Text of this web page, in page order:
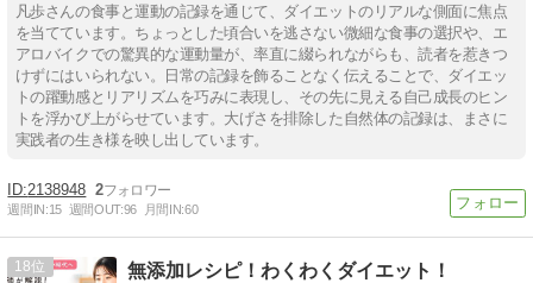
凡歩さんの食事と運動の記録を通じて、ダイエットのリアルな側面に焦点
を当てています。ちょっとした頃合いを逃さない微細な食事の選択や、エ
アロバイクでの驚異的な運動量が、率直に綴られながらも、読者を惹きつ
けずにはいられない。日常の記録を飾ることなく伝えることで、ダイエッ
トの躍動感とリアリズムを巧みに表現し、その先に見える自己成長のヒン
トを浮かび上がらせています。大げさを排除した自然体の記録は、まさに
実践者の生き様を映し出しています。
2138948 2
週間IN:15 週間OUT:96 月間IN:60
18 無添加レシピ！わくわくダイエット！